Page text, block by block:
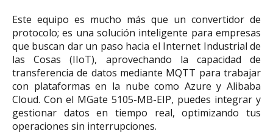
Este equipo es mucho más que un convertidor de
protocolo; es una solución inteligente para empresas
que buscan dar un paso hacia el Internet Industrial de
las Cosas (IIoT), aprovechando la capacidad de
transferencia de datos mediante MQTT para trabajar
con plataformas en la nube como Azure y Alibaba
Cloud. Con el MGate 5105-MB-EIP, puedes integrar y
gestionar datos en tiempo real, optimizando tus
operaciones sin interrupciones.